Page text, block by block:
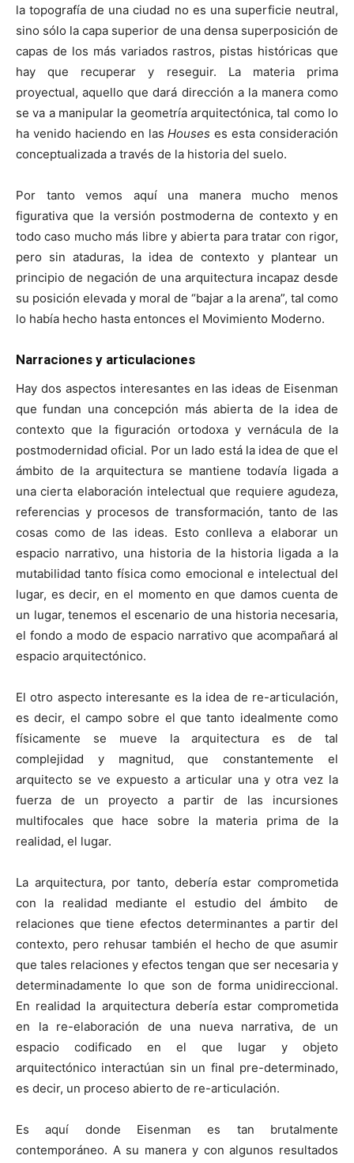
la topografía de una ciudad no es una superficie neutral,
sino sólo la capa superior de una densa superposición de
capas de los más variados rastros, pistas históricas que
hay que recuperar y reseguir. La materia prima
proyectual, aquello que dará dirección a la manera como
se va a manipular la geometría arquitectónica, tal como lo
ha venido haciendo en lasHouses es esta consideración
conceptualizada a través de la historia del suelo.
Por tanto vemos aquí una manera mucho menos
figurativa que la versión postmoderna de contexto y en
todo caso mucho más libre y abierta para tratar con rigor,
pero sin ataduras, la idea de contexto y plantear un
principio de negación de una arquitectura incapaz desde
su posición elevada y moral de “bajar a la arena”, tal como
lo había hecho hasta entonces el Movimiento Moderno.
Narraciones y articulaciones
Hay dos aspectos interesantes en las ideas de Eisenman
que fundan una concepción más abierta de la idea de
contexto que la figuración ortodoxa y vernácula de la
postmodernidad oficial. Por un lado está la idea de que el
ámbito de la arquitectura se mantiene todavía ligada a
una cierta elaboración intelectual que requiere agudeza,
referencias y procesos de transformación, tanto de las
cosas como de las ideas. Esto conlleva a elaborar un
espacio narrativo, una historia de la historia ligada a la
mutabilidad tanto física como emocional e intelectual del
lugar, es decir, en el momento en que damos cuenta de
un lugar, tenemos el escenario de una historia necesaria,
el fondo a modo de espacio narrativo que acompañará al
espacio arquitectónico.
El otro aspecto interesante es la idea de re-articulación,
es decir, el campo sobre el que tanto idealmente como
físicamente se mueve la arquitectura es de tal
complejidad y magnitud, que constantemente el
arquitecto se ve expuesto a articular una y otra vez la
fuerza de un proyecto a partir de las incursiones
multifocales que hace sobre la materia prima de la
realidad, el lugar.
La arquitectura, por tanto, debería estar comprometida
con la realidad mediante el estudio del ámbito de
relaciones que tiene efectos determinantes a partir del
contexto, pero rehusar también el hecho de que asumir
que tales relaciones y efectos tengan que ser necesaria y
determinadamente lo que son de forma unidireccional.
En realidad la arquitectura debería estar comprometida
en la re-elaboración de una nueva narrativa, de un
espacio codificado en el que lugar y objeto
arquitectónico interactúan sin un final pre-determinado,
es decir, un proceso abierto de re-articulación.
Es aquí donde Eisenman es tan brutalmente
contemporáneo. A su manera y con algunos resultados